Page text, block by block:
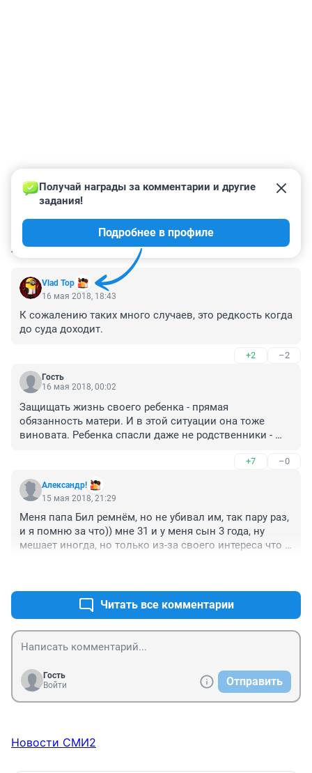
КОММЕНТАРИИ 15
Vlad Top
Получай награды за комментарии и другие
задания!
Подробнее в профиле
16 мая 2018, 18:43
К сожалению таких много случаев, это редкость когда
до суда доходит.
+2 –2
Гость
16 мая 2018, 00:02
Защищать жизнь своего ребенка - прямая
обязанность матери. И в этой ситуации она тоже
виновата. Ребенка спасли даже не родственники -
+7 –0
Александр!
15 мая 2018, 21:29
Меня папа Бил ремнём, но не убивал им, так пару раз,
и я помню за что)) мне 31 и у меня сын 3 года, ну
мешает иногда, но только из-за своего интереса что и
себе стало, это какой ненавистью надо обладать.
Хотя мы не знаем что там на самом деле, написать
что угодно можно.
Читать все комментарии
Гость
Войти
Отправить
Новости СМИ2